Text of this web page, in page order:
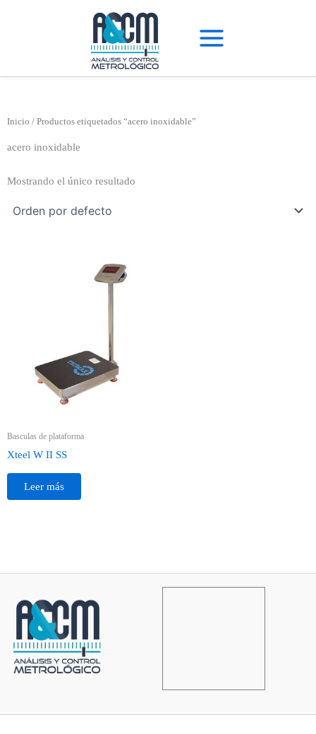
Inicio / Productos etiquetados “acero inoxidable”
acero inoxidable
Mostrando el único resultado
Basculas de plataforma
Xteel W II SS
Leer más